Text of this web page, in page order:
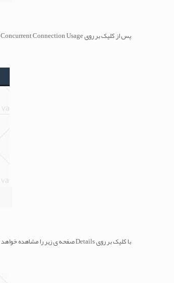
پس از کلیک بر روی CPU and Concurrent Connection Usage صفحه ای مطابق با تصویر زیر برای شما باز خواهد شد .
با کلیک بر روی Details صفحه ی زیر را مشاهده خواهد کرد .